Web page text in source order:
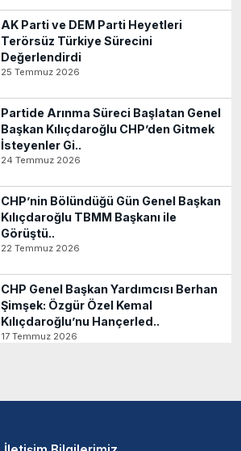
AK Parti ve DEM Parti Heyetleri
Terörsüz Türkiye Sürecini
Değerlendirdi
25 Temmuz 2026
Partide Arınma Süreci Başlatan Genel
Başkan Kılıçdaroğlu CHP’den Gitmek
İsteyenler Gi..
24 Temmuz 2026
CHP’nin Bölündüğü Gün Genel Başkan
Kılıçdaroğlu TBMM Başkanı ile
Görüştü..
22 Temmuz 2026
CHP Genel Başkan Yardımcısı Berhan
Şimşek: Özgür Özel Kemal
Kılıçdaroğlu’nu Hançerled..
17 Temmuz 2026